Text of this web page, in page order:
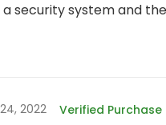
security system and
2022 Verified Purchase